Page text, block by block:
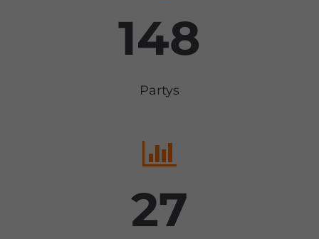
148
Partys
27